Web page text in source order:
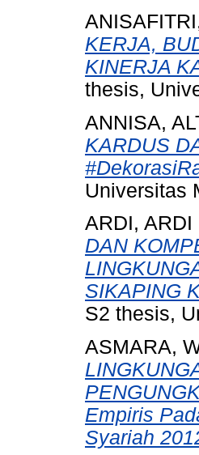
KERJA,
KINERJA
thesis,
ANNISA,
KARDUS
Universitas
ARDI, ARDI
DAN
SIKAPING
S2 thesis,
ASMARA,
Empiris
Syariah